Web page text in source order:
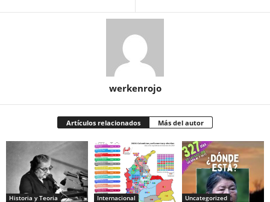
werkenrojo
Artículos relacionados Más del autor
Historia y Teoria Internacional Uncategorized